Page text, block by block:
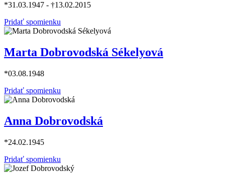
*31.03.1947 - †13.02.2015
Pridať spomienku
Marta Dobrovodská Sékelyová
*03.08.1948
Pridať spomienku
Anna Dobrovodská
*24.02.1945
Pridať spomienku